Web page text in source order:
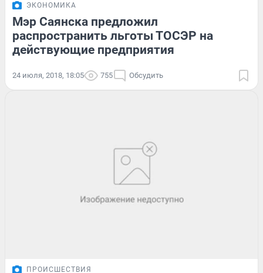
ЭКОНОМИКА
Мэр Саянска предложил
распространить льготы ТОСЭР на
действующие предприятия
24 июля, 2018, 18:05 755 Обсудить
ПРОИСШЕСТВИЯ